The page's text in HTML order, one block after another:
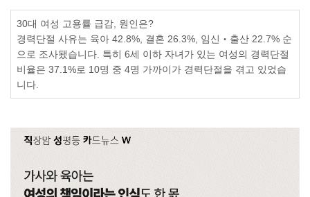
30대 여성 고용률 급감, 원인은?
경력단절 사유는 육아 42.8%, 결혼 26.3%, 임신 ‧ 출산 22.7% 순
으로 조사됐습니다. 특히 6세 이하 자녀가 있는 여성의 경력단절
비율은 37.1%로 10명 중 4명 가까이가 경력단절을 겪고 있었습
니다.